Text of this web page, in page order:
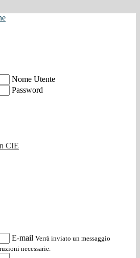
Nome Utente
Password
CIE
E-mail Verrà inviato un messaggio
necessarie.